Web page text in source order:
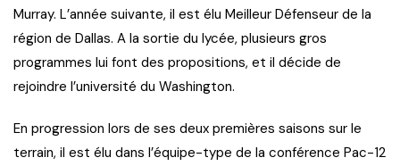
Murray. L’année suivante, il est élu Meilleur Défenseur de la
région de Dallas. A la sortie du lycée, plusieurs gros
programmes lui font des propositions, et il décide de
rejoindre l’université du Washington.
En progression lors de ses deux premières saisons sur le
terrain, il est élu dans l’équipe-type de la conférence Pac-12